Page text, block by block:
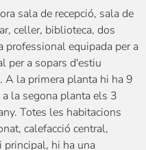
sala de recepció, sala de
celler, biblioteca, dos
professional equipada per a
per a sopars d'estiu
A la primera planta hi ha 9
la segona planta els 3
Totes les habitacions
calefacció central,
hi ha una